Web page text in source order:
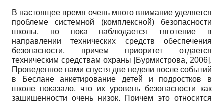
В настоящее время очень много внимание уделяется
проблеме системной (комплексной) безопасности
школы, но пока наблюдается тяготение в
направлении технических средств обеспечения
безопасности, причем приоритет отдается
техническим средствам охраны [Бурмистрова, 2006].
Проведенное нами спустя две недели после событий
в Беслане анкетирование детей и подростков в
школе показало, что их уровень безопасности как
защищенности очень низок. Причем это относится